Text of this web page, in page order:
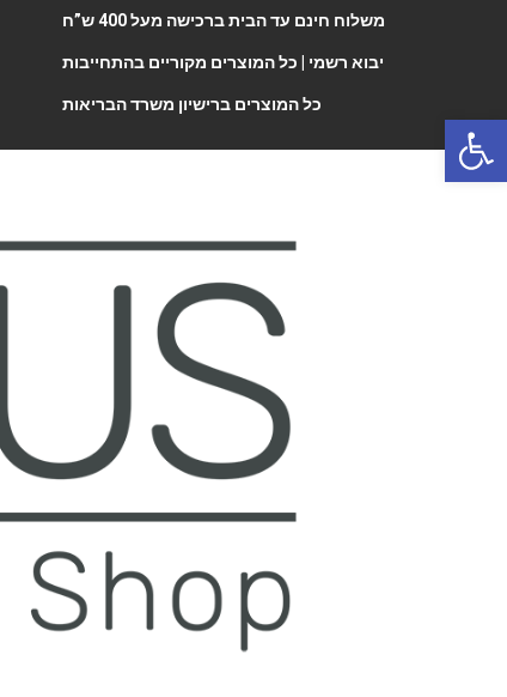
משלוח חינם עד הבית ברכישה מעל 400 ש”ח
יבוא רשמי | כל המוצרים מקוריים בהתחייבות
כל המוצרים ברישיון משרד הבריאות